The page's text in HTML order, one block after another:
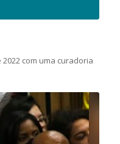
com uma curadoria